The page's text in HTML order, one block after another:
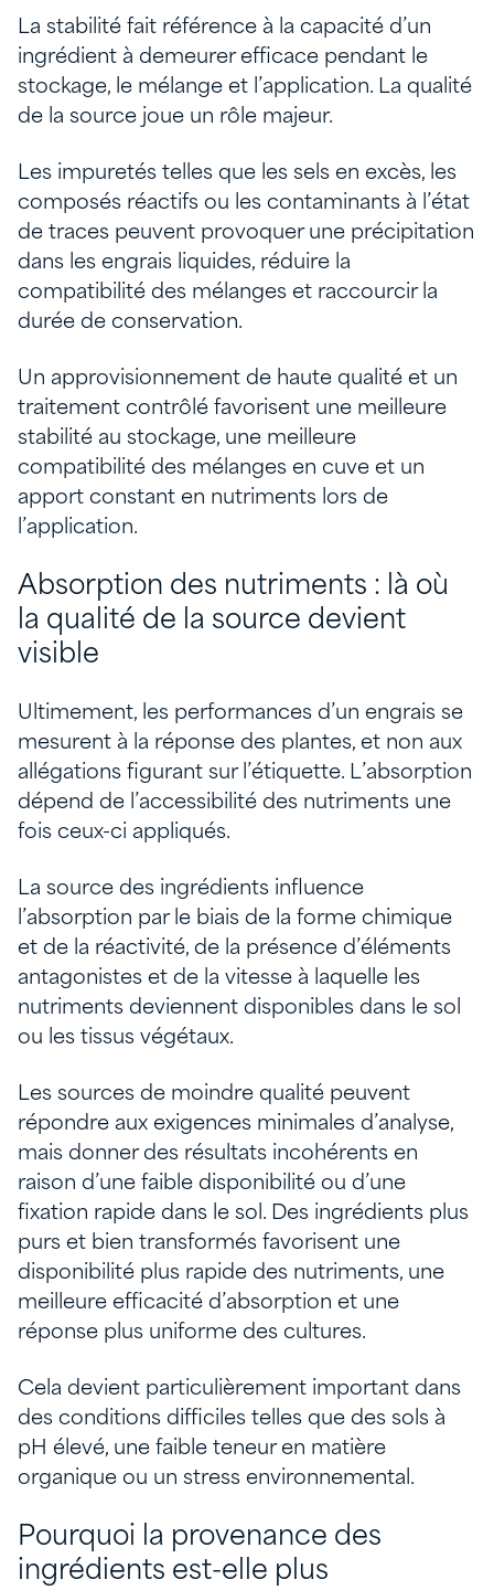
La stabilité fait référence à la capacité d’un
ingrédient à demeurer efficace pendant le
stockage, le mélange et l’application. La qualité
de la source joue un rôle majeur.
Les impuretés telles que les sels en excès, les
composés réactifs ou les contaminants à l’état
de traces peuvent provoquer une précipitation
dans les engrais liquides, réduire la
compatibilité des mélanges et raccourcir la
durée de conservation.
Un approvisionnement de haute qualité et un
traitement contrôlé favorisent une meilleure
stabilité au stockage, une meilleure
compatibilité des mélanges en cuve et un
apport constant en nutriments lors de
l’application.
Absorption des nutriments : là où
la qualité de la source devient
visible
Ultimement, les performances d’un engrais se
mesurent à la réponse des plantes, et non aux
allégations figurant sur l’étiquette. L’absorption
dépend de l’accessibilité des nutriments une
fois ceux-ci appliqués.
La source des ingrédients influence
l’absorption par le biais de la forme chimique
et de la réactivité, de la présence d’éléments
antagonistes et de la vitesse à laquelle les
nutriments deviennent disponibles dans le sol
ou les tissus végétaux.
Les sources de moindre qualité peuvent
répondre aux exigences minimales d’analyse,
mais donner des résultats incohérents en
raison d’une faible disponibilité ou d’une
fixation rapide dans le sol. Des ingrédients plus
purs et bien transformés favorisent une
disponibilité plus rapide des nutriments, une
meilleure efficacité d’absorption et une
réponse plus uniforme des cultures.
Cela devient particulièrement important dans
des conditions difficiles telles que des sols à
pH élevé, une faible teneur en matière
organique ou un stress environnemental.
Pourquoi la provenance des
ingrédients est-elle plus